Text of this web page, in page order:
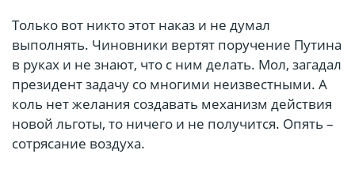
Только вот никто этот наказ и не думал
выполнять. Чиновники вертят поручение Путина
в руках и не знают, что с ним делать. Мол, загадал
президент задачу со многими неизвестными. А
коль нет желания создавать механизм действия
новой льготы, то ничего и не получится. Опять –
сотрясание воздуха.